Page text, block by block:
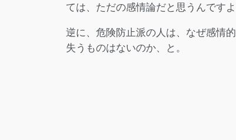
ては、ただの感情論だと思うんですよ
逆に、危険防止派の人は、なぜ感情
失うものはないのか、と。